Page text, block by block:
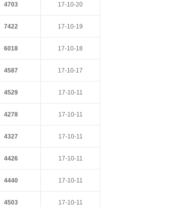
4703 17-10-20
7422 17-10-19
6018 17-10-18
4587 17-10-17
4529 17-10-11
4278 17-10-11
4327 17-10-11
4426 17-10-11
4440 17-10-11
4503 17-10-11